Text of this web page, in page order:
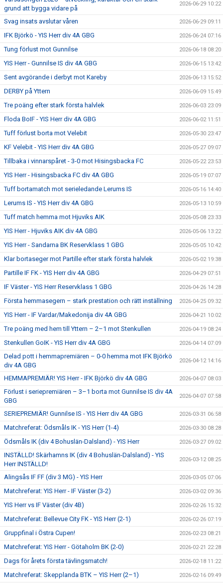
grund att bygga vidare på
2026-06-29 10:22
Svag insats avslutar våren 2026-06-29 09:11
IFK Björkö - YIS Herr div 4A GBG 2026-06-24 07:16
Tung förlust mot Gunnilse 2026-06-18 08:20
YIS Herr - Gunnilse IS div 4A GBG 2026-06-15 13:42
Sent avgörande i derbyt mot Kareby 2026-06-13 15:52
DERBY på Yttern 2026-06-09 15:49
Tre poäng efter stark första halvlek 2026-06-03 23:09
Floda BoIF - YIS Herr div 4A GBG 2026-06-02 11:51
Tuff förlust borta mot Velebit 2026-05-30 23:47
KF Velebit - YIS Herr div 4A GBG 2026-05-27 09:07
Tillbaka i vinnarspåret - 3-0 mot Hisingsbacka FC 2026-05-22 23:53
YIS Herr - Hisingsbacka FC div 4A GBG 2026-05-19 07:07
Tuff bortamatch mot serieledande Lerums IS 2026-05-16 14:40
Lerums IS - YIS Herr div 4A GBG 2026-05-13 10:59
Tuff match hemma mot Hjuviks AIK 2026-05-08 23:33
YIS Herr - Hjuviks AIK div 4A GBG 2026-05-06 13:22
YIS Herr - Sandarna BK Reservklass 1 GBG 2026-05-05 10:42
Klar bortaseger mot Partille efter stark första halvlek 2026-05-02 19:38
Partille IF FK - YIS Herr div 4A GBG 2026-04-29 07:51
IF Väster - YIS Herr Reservklass 1 GBG 2026-04-26 14:28
Första hemmasegern – stark prestation och rätt inställning 2026-04-25 09:32
YIS Herr - IF Vardar/Makedonija div 4A GBG 2026-04-21 10:02
Tre poäng med hem till Yttern – 2–1 mot Stenkullen 2026-04-19 08:24
Stenkullen GoIK - YIS Herr div 4A GBG 2026-04-14 07:09
Delad pott i hemmapremiären – 0-0 hemma mot IFK Björkö
div 4A GBG
2026-04-12 14:16
HEMMAPREMIÄR! YIS Herr - IFK Björkö div 4A GBG 2026-04-07 08:03
Förlust i seriepremiären – 3–1 borta mot Gunnilse IS div 4A
GBG
2026-04-07 07:58
SERIEPREMIÄR! Gunnilse IS - YIS Herr div 4A GBG 2026-03-31 06:58
Matchreferat: Ödsmåls IK - YIS Herr (1-4) 2026-03-30 08:28
Ödsmåls IK (div 4 Bohuslän-Dalsland) - YIS Herr 2026-03-27 09:02
INSTÄLLD! Skärhamns IK (div 4 Bohuslän-Dalsland) - YIS
Herr INSTÄLLD!
2026-03-12 08:25
Alingsås IF FF (div 3 MG) - YIS Herr 2026-03-05 07:06
Matchreferat: YIS Herr - IF Väster (3-2) 2026-03-02 09:36
YIS Herr vs IF Väster (div 4B) 2026-02-26 15:32
Matchreferat: Bellevue City FK - YIS Herr (2-1) 2026-02-26 07:19
Gruppfinal i Östra Cupen! 2026-02-23 08:21
Matchreferat: YIS Herr - Götaholm BK (2-0) 2026-02-21 22:28
Dags för årets första tävlingsmatch! 2026-02-18 11:22
Matchreferat: Skepplanda BTK – YIS Herr (2–1) 2026-02-16 09:49